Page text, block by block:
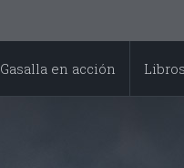
Gasalla en acción Libros